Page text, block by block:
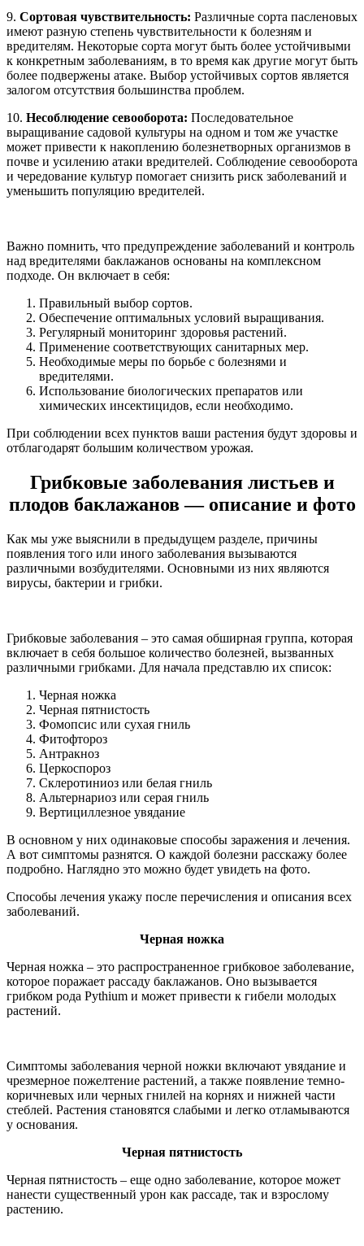
9. Сортовая чувствительность: Различные сорта пасленовых
имеют разную степень чувствительности к болезням и
вредителям. Некоторые сорта могут быть более устойчивыми
к конкретным заболеваниям, в то время как другие могут быть
более подвержены атаке. Выбор устойчивых сортов является
залогом отсутствия большинства проблем.
10. Несоблюдение севооборота: Последовательное
выращивание садовой культуры на одном и том же участке
может привести к накоплению болезнетворных организмов в
почве и усилению атаки вредителей. Соблюдение севооборота
и чередование культур помогает снизить риск заболеваний и
уменьшить популяцию вредителей.
Важно помнить, что предупреждение заболеваний и контроль
над вредителями баклажанов основаны на комплексном
подходе. Он включает в себя:
Правильный выбор сортов.
Обеспечение оптимальных условий выращивания.
Регулярный мониторинг здоровья растений.
Применение соответствующих санитарных мер.
Необходимые меры по борьбе с болезнями и
вредителями.
Использование биологических препаратов или
химических инсектицидов, если необходимо.
При соблюдении всех пунктов ваши растения будут здоровы и
отблагодарят большим количеством урожая.
Грибковые заболевания листьев и
плодов баклажанов — описание и фото
Как мы уже выяснили в предыдущем разделе, причины
появления того или иного заболевания вызываются
различными возбудителями. Основными из них являются
вирусы, бактерии и грибки.
Грибковые заболевания – это самая обширная группа, которая
включает в себя большое количество болезней, вызванных
различными грибками. Для начала представлю их список:
Черная ножка
Черная пятнистость
Фомопсис или сухая гниль
Фитофтороз
Антракноз
Церкоспороз
Склеротиниоз или белая гниль
Альтернариоз или серая гниль
Вертициллезное увядание
В основном у них одинаковые способы заражения и лечения.
А вот симптомы разнятся. О каждой болезни расскажу более
подробно. Наглядно это можно будет увидеть на фото.
Способы лечения укажу после перечисления и описания всех
заболеваний.
Черная ножка
Черная ножка – это распространенное грибковое заболевание,
которое поражает рассаду баклажанов. Оно вызывается
грибком рода Pythium и может привести к гибели молодых
растений.
Симптомы заболевания черной ножки включают увядание и
чрезмерное пожелтение растений, а также появление темно-
коричневых или черных гнилей на корнях и нижней части
стеблей. Растения становятся слабыми и легко отламываются
у основания.
Черная пятнистость
Черная пятнистость – еще одно заболевание, которое может
нанести существенный урон как рассаде, так и взрослому
растению.